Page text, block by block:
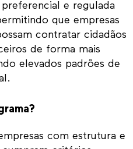
e regulada
que empresas
contratar cidadãos
de forma mais
elevados padrões de
com estrutura e